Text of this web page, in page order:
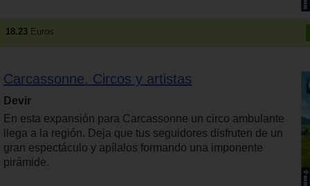
18.23 Euros
Carcassonne. Circos y artistas
Devir
En esta expansión para Carcassonne un circo ambulante
llega a la región. Deja que tus seguidores disfruten de un
gran espectáculo y apílalos formando una imponente
pirámide.